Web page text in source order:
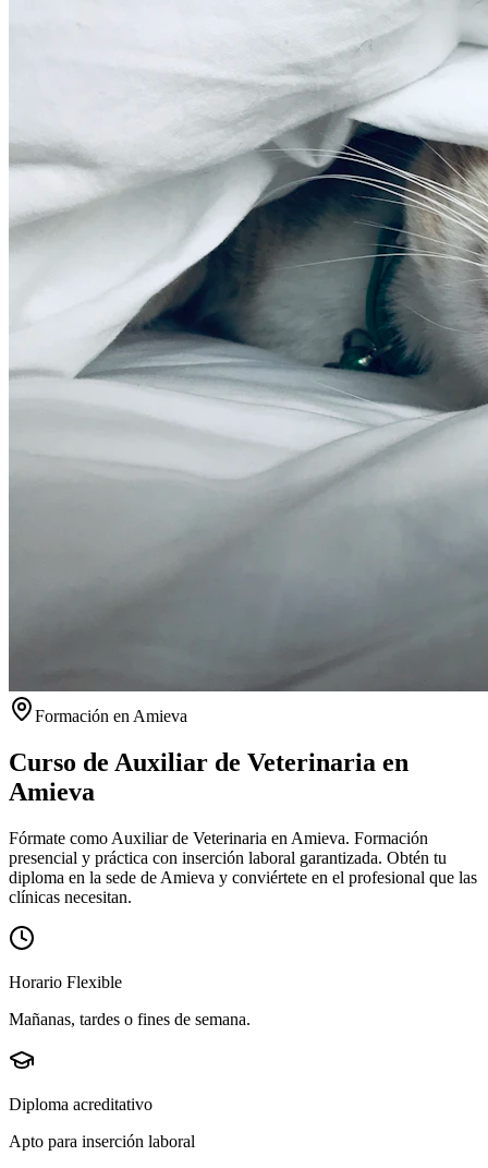
Formación en Amieva
Curso de Auxiliar de Veterinaria en
Amieva
Fórmate como Auxiliar de Veterinaria en Amieva. Formación
presencial y práctica con inserción laboral garantizada. Obtén tu
diploma en la sede de Amieva y conviértete en el profesional que las
clínicas necesitan.
Horario Flexible
Mañanas, tardes o fines de semana.
Diploma acreditativo
Apto para inserción laboral